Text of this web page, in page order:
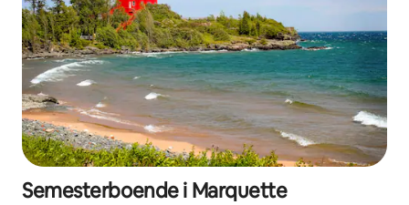
Semesterboende i Marquette